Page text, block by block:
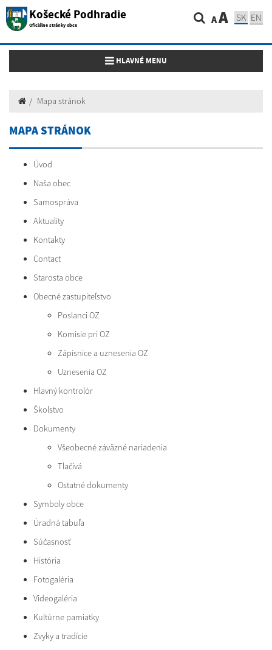
Košecké Podhradie
Oficiálne stránky obce AA SK EN
Toggle navigation
HLAVNÉ MENU
Mapa stránok
MAPA STRÁNOK
Úvod
Naša obec
Samospráva
Aktuality
Kontakty
Contact
Starosta obce
Obecné zastupiteľstvo
Poslanci OZ
Komisie pri OZ
Zápisnice a uznesenia OZ
Uznesenia OZ
Hlavný kontrolór
Školstvo
Dokumenty
Všeobecné záväzné nariadenia
Tlačivá
Ostatné dokumenty
Symboly obce
Úradná tabuľa
Súčasnosť
História
Fotogaléria
Videogaléria
Kultúrne pamiatky
Zvyky a tradície